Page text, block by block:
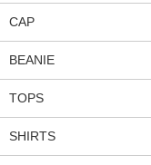
CAP
BEANIE
TOPS
SHIRTS